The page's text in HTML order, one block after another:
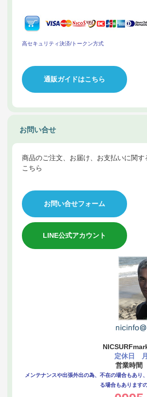
高セキュリティ決済/トークン方式
通販ガイドはこちら
お問い合せ
商品のご注文、お届け、お支払いに関す
こちら
お問い合せフォーム
LINE公式アカウント
定休日 月
営業時間
メンテナンスや出張外出の為、不在の場合もあり
る場合もあります